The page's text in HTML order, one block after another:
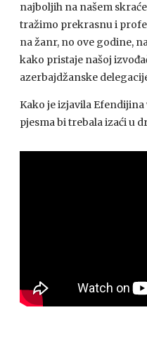
najboljih na našem
tražimo prekrasnu i
na žanr, no ove godine,
kako pristaje našoj
azerbajdžanske
Kako je izjavila
pjesma bi trebala izaći u